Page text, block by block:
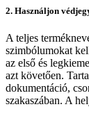
2. Használjon
A teljes
szimbólumokat
az első és
azt követően.
dokumentáció,
szakaszában. A